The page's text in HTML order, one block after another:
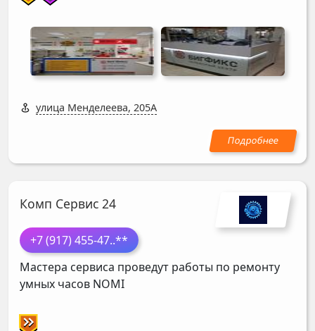
улица Менделеева, 205А
Комп Сервис 24
+7 (917) 455-47..**
Мастера сервиса проведут работы по ремонту
умных часов NOMI